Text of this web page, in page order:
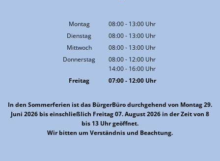
Montag 08:00- 13:00 Uhr
Von 08:00 bis 13:00 Uhr
Dienstag 08:00- 13:00 Uhr
Von 08:00 bis 13:00 Uhr
Mittwoch 08:00- 13:00 Uhr
Von 08:00 bis 13:00 Uhr
Donnerstag 08:00- 12:00 Uhr
Von 08:00 bis 12:00 Uhr
14:00- 16:00 Uhr
Von 14:00 bis 16:00 Uhr
Freitag 07:00- 12:00Uhr
In den Sommerferien ist das BürgerBüro durchgehend von Montag 29.
Juni 2026 bis einschließlich Freitag 07. August 2026 in der Zeit von 8
bis 13 Uhr geöffnet.
Wir bitten um Verständnis und Beachtung.